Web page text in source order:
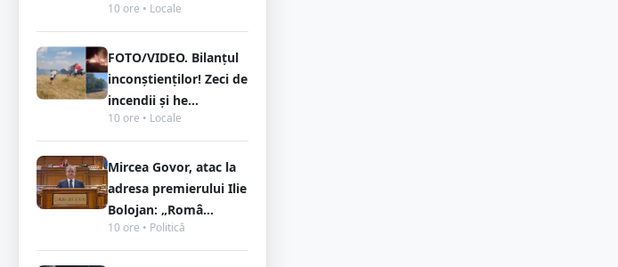
10 ore • Locale
FOTO/VIDEO. Bilanțul
inconștienților! Zeci de
incendii și he...
10 ore • Locale
Mircea Govor, atac la
adresa premierului Ilie
Bolojan: „Româ...
10 ore • Politică